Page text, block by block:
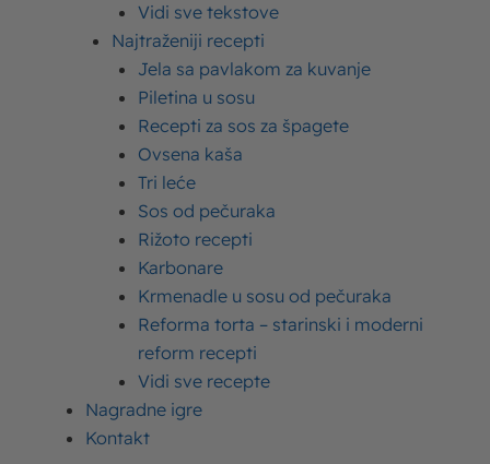
Vidi sve tekstove
Najtraženiji recepti
Jela sa pavlakom za kuvanje
Piletina u sosu
Recepti za sos za špagete
Ovsena kaša
Tri leće
Sos od pečuraka
Rižoto recepti
Karbonare
Krmenadle u sosu od pečuraka
Reforma torta – starinski i moderni
reform recepti
Vidi sve recepte
Nagradne igre
Kontakt
Izdvojeni proizvodi
Slatka pavlaka Moja Kravica
Kisela pavlaka Moja Kravica
Jogurt Moja Kravica
Mleko Moja Kravica